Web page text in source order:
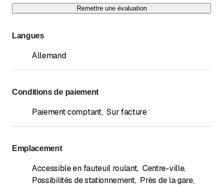
Remettre une évaluation
Langues
Allemand
Conditions de paiement
Paiement comptant, Sur facture
Emplacement
Accessible en fauteuil roulant, Centre-ville,
Possibilités de stationnement, Près de la gare,